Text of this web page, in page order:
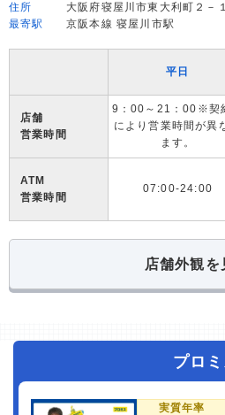
住所
大阪府寝屋川市東大利町２－
最寄駅
京阪本線 寝屋川市駅
平日
店舗
営業時間
9：00～21：00※契
により営業時間が異
ます。
ATM
営業時間
07:00-24:00
店舗外観を
プロ
実質年率